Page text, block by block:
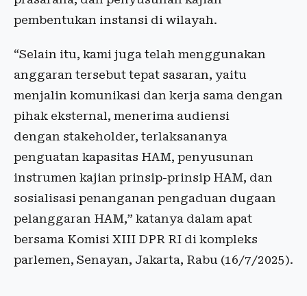
pembentukan instansi di wilayah.
“Selain itu, kami juga telah menggunakan
anggaran tersebut tepat sasaran, yaitu
menjalin komunikasi dan kerja sama dengan
pihak eksternal, menerima audiensi
dengan stakeholder, terlaksananya
penguatan kapasitas HAM, penyusunan
instrumen kajian prinsip-prinsip HAM, dan
sosialisasi penanganan pengaduan dugaan
pelanggaran HAM,” katanya dalam apat
bersama Komisi XIII DPR RI di kompleks
parlemen, Senayan, Jakarta, Rabu (16/7/2025).